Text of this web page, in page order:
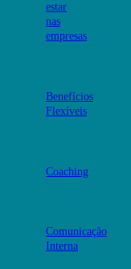
estar
nas
empresas
Benefícios
Flexíveis
Coaching
Comunicação
Interna